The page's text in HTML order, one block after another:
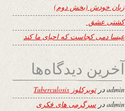
زبان خودش (بخش دوم)
کشتی عشق
عیسا دمی کجاست که احیای ما کند
آخرین دیدگاه‌ها
adminدرتوبرکلوز Tuberculosis
admin در سرگرمی های فکری